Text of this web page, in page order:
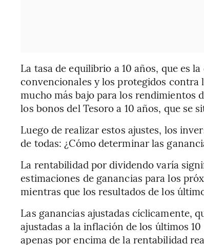
La tasa de equilibrio a 10 años, que es
convencionales y los protegidos contra
mucho más bajo para los rendimientos
los bonos del Tesoro a 10 años, que se
Luego de realizar estos ajustes, los
de todas: ¿Cómo determinar las
La rentabilidad por dividendo varía
estimaciones de ganancias para los
mientras que los resultados de los
Las ganancias ajustadas cíclicamente,
ajustadas a la inflación de los últimos
apenas por encima de la rentabilidad